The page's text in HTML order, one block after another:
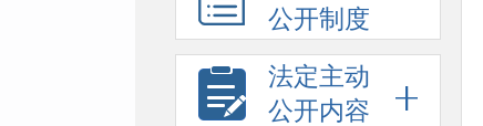
公开制度
法定主动
公开内容